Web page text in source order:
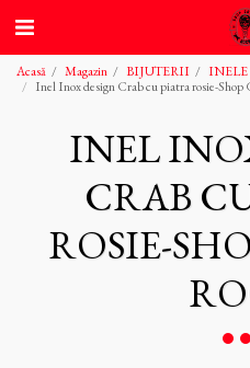
Acasă Magazin BIJUTERII
Inel Inox design Crab cu piatra rosie-Shop
INEL
CRAB
ROSIE-